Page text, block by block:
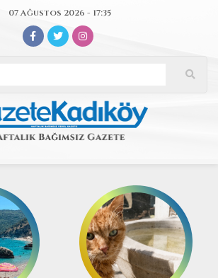
07 Ağustos 2026 - 17:35